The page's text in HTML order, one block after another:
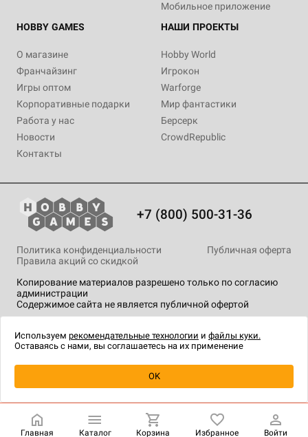
Уведомить о наличии
Мобильное приложение
HOBBY GAMES
О магазине
Франчайзинг
Игры оптом
Корпоративные подарки
Работа у нас
Новости
Контакты
НАШИ ПРОЕКТЫ
Hobby World
Игрокон
Warforge
Мир фантастики
Берсерк
CrowdRepublic
+7 (800) 500-31-36
Копирование материалов разрешено только по согласию
администрации
Содержимое сайта не является публичной офертой
Политика конфиденциальности
Публичная оферта
Правила акций со скидкой
технологии.
Главная Каталог Корзина Избранное Войти
Используем рекомендательные технологии и файлы куки.
Оставаясь с нами, вы соглашаетесь на их применение
OK